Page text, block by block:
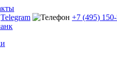
Telegram +7 (495)